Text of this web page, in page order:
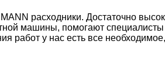
расходники. Достаточно
машины, помогают
работ у нас есть все